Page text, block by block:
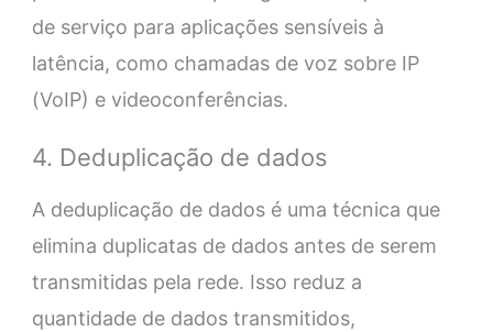
de serviço para aplicações sensíveis à
latência, como chamadas de voz sobre IP
(VoIP) e videoconferências.
4. Deduplicação de dados
A deduplicação de dados é uma técnica que
elimina duplicatas de dados antes de serem
transmitidas pela rede. Isso reduz a
quantidade de dados transmitidos,